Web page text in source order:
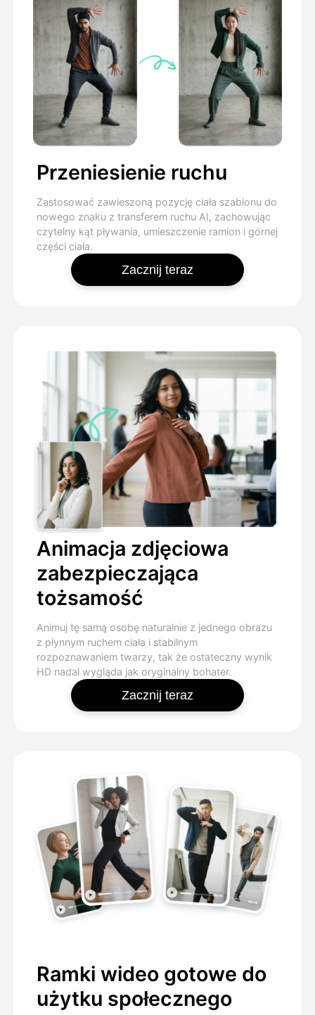
Przeniesienie ruchu
Zastosować zawieszoną pozycję ciała szablonu do
nowego znaku z transferem ruchu AI, zachowując
czytelny kąt pływania, umieszczenie ramion i górnej
części ciała.
Zacznij teraz
Animacja zdjęciowa
zabezpieczająca
tożsamość
Animuj tę samą osobę naturalnie z jednego obrazu
z płynnym ruchem ciała i stabilnym
rozpoznawaniem twarzy, tak że ostateczny wynik
HD nadal wygląda jak oryginalny bohater.
Zacznij teraz
Ramki wideo gotowe do
użytku społecznego